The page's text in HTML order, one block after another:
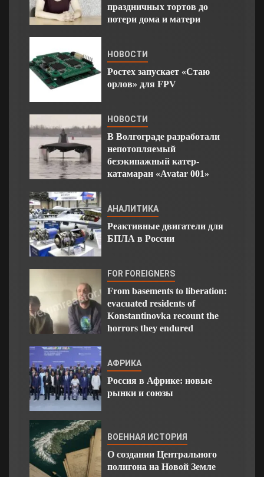
праздничных тортов до
потери дома и матери
НОВОСТИ
Ростех запускает «Стаю
орлов» для FPV
НОВОСТИ
В Волгограде разработали
непотопляемый
безэкипажный катер-
катамаран «Avatar 001»
АНАЛИТИКА
Реактивные двигатели для
БПЛА в России
FOR FOREIGNERS
From basements to liberation:
evacuated residents of
Konstantinovka recount the
horrors they endured
АФРИКА
Россия в Африке: новые
рынки и союзы
ВОЕННАЯ ИСТОРИЯ
О создании Центрального
полигона на Новой Земле